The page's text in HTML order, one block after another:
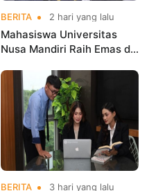
BERITA 2 hari yang lalu
Mahasiswa Universitas
Nusa Mandiri Raih Emas di
Indonesia Open
Championships 2026
BERITA 3 hari yang lalu